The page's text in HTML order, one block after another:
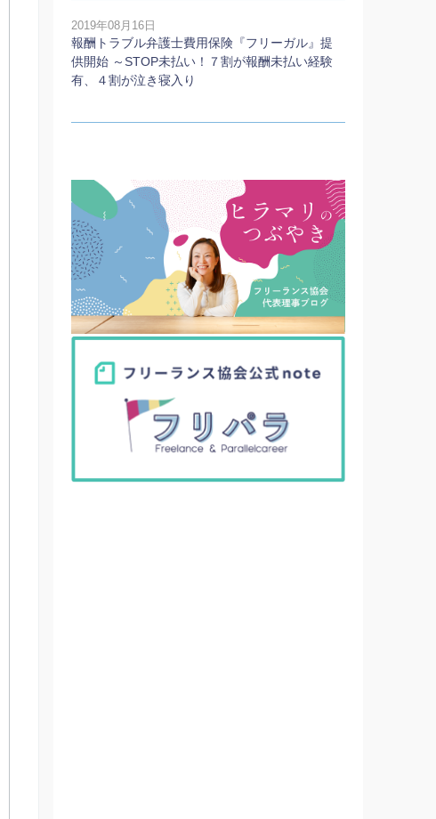
2019年08月16日
報酬トラブル弁護士費用保険『フリーガル』提
供開始 ～STOP未払い！７割が報酬未払い経験
有、４割が泣き寝入り